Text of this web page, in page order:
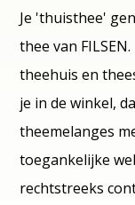
Je 'thuisthee'
thee van
theehuis en
je in de winkel,
theemelanges
toegankelijke
rechtstreeks